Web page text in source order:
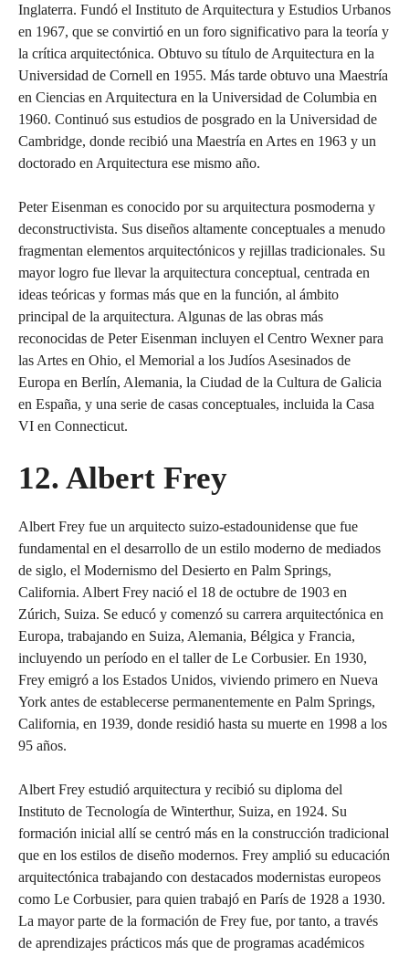
Inglaterra. Fundó el Instituto de Arquitectura y Estudios Urbanos
en 1967, que se convirtió en un foro significativo para la teoría y
la crítica arquitectónica. Obtuvo su título de Arquitectura en la
Universidad de Cornell en 1955. Más tarde obtuvo una Maestría
en Ciencias en Arquitectura en la Universidad de Columbia en
1960. Continuó sus estudios de posgrado en la Universidad de
Cambridge, donde recibió una Maestría en Artes en 1963 y un
doctorado en Arquitectura ese mismo año.
Peter Eisenman es conocido por su arquitectura posmoderna y
deconstructivista. Sus diseños altamente conceptuales a menudo
fragmentan elementos arquitectónicos y rejillas tradicionales. Su
mayor logro fue llevar la arquitectura conceptual, centrada en
ideas teóricas y formas más que en la función, al ámbito
principal de la arquitectura. Algunas de las obras más
reconocidas de Peter Eisenman incluyen el Centro Wexner para
las Artes en Ohio, el Memorial a los Judíos Asesinados de
Europa en Berlín, Alemania, la Ciudad de la Cultura de Galicia
en España, y una serie de casas conceptuales, incluida la Casa
VI en Connecticut.
12. Albert Frey
Albert Frey fue un arquitecto suizo-estadounidense que fue
fundamental en el desarrollo de un estilo moderno de mediados
de siglo, el Modernismo del Desierto en Palm Springs,
California. Albert Frey nació el 18 de octubre de 1903 en
Zúrich, Suiza. Se educó y comenzó su carrera arquitectónica en
Europa, trabajando en Suiza, Alemania, Bélgica y Francia,
incluyendo un período en el taller de Le Corbusier. En 1930,
Frey emigró a los Estados Unidos, viviendo primero en Nueva
York antes de establecerse permanentemente en Palm Springs,
California, en 1939, donde residió hasta su muerte en 1998 a los
95 años.
Albert Frey estudió arquitectura y recibió su diploma del
Instituto de Tecnología de Winterthur, Suiza, en 1924. Su
formación inicial allí se centró más en la construcción tradicional
que en los estilos de diseño modernos. Frey amplió su educación
arquitectónica trabajando con destacados modernistas europeos
como Le Corbusier, para quien trabajó en París de 1928 a 1930.
La mayor parte de la formación de Frey fue, por tanto, a través
de aprendizajes prácticos más que de programas académicos